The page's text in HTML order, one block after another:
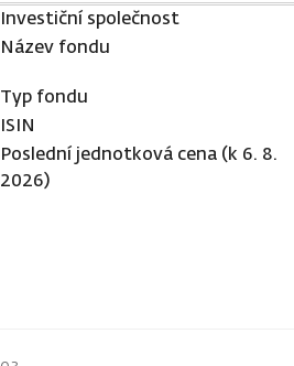
Investiční společnost
Název fondu
Typ fondu
ISIN
Poslední jednotková cena (k 6. 8.
2026)